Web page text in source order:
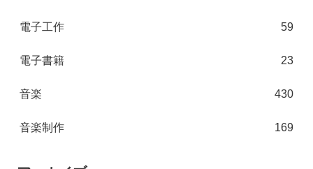
電子工作 59
電子書籍 23
音楽 430
音楽制作 169